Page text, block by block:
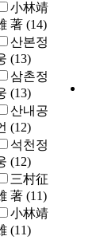
小林靖
著 (14)
산본정
(13)
삼촌정
(13)
산내공
(12)
석천정
(12)
三村征
著 (11)
小林靖
(11)